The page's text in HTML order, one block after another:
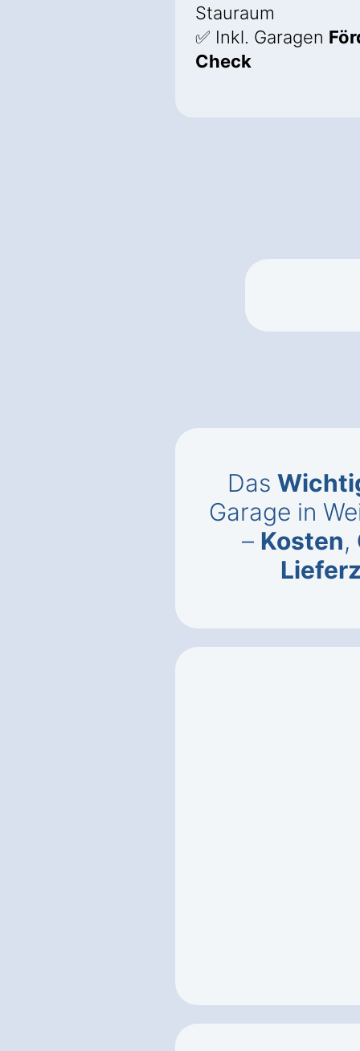
Stauraum
✅ Inkl. Garagen
Check
Das
Garage in
– Kosten,